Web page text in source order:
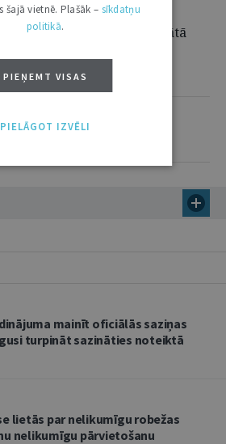
veiksmīgi startēja
vietu šaha čempionātā
mainīt oficiālās saziņas
turpināt sazināties noteiktā
lietās par nelikumīgu robežas
nelikumīgu pārvietošanu
šajā vietnē. Plašāk – sīkdatņu
politikā.
PIEŅEMT VISAS
PIELĀGOT IZVĒLI